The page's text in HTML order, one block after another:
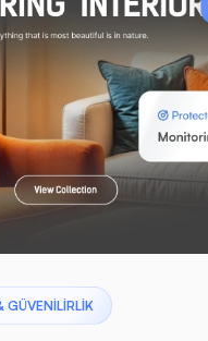
Laravel
GÜVENİLİRLİK